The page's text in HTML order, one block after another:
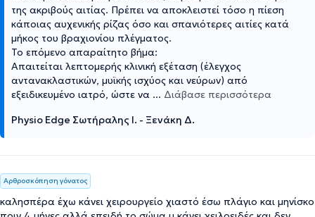
της ακριβούς αιτίας. Πρέπει να αποκλειστεί τόσο η πίεση
κάποιας αυχενικής ρίζας όσο και σπανιότερες αιτίες κατά
μήκος του βραχιονίου πλέγματος.
​Το επόμενο απαραίτητο βήμα:
Απαιτείται λεπτομερής κλινική εξέταση (έλεγχος
αντανακλαστικών, μυϊκής ισχύος και νεύρων) από
εξειδικευμένο ιατρό, ώστε να ... Διάβασε περισσότερα
Physio Edge Σωτήραλης Ι. - Ξενάκη Δ.
Αρθροσκόπηση γόνατος
καλησπέρα έχω κάνει χειρουργείο χιαστό έσω πλάγιο και μηνίσκο